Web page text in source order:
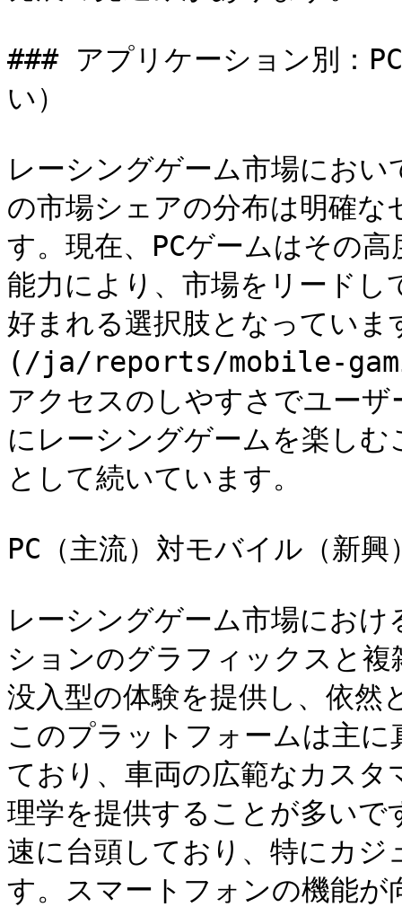
### アプリケーション別：
い）
レーシングゲーム市場にお
の市場シェアの分布は明確
す。現在、PCゲームはその
能力により、市場をリード
好まれる選択肢となってい
(/ja/reports/mobile-
アクセスのしやすさでユー
にレーシングゲームを楽し
として続いています。
PC（主流）対モバイル（新興
レーシングゲーム市場にお
ションのグラフィックスと
没入型の体験を提供し、依然
このプラットフォームは主
ており、車両の広範なカス
理学を提供することが多い
速に台頭しており、特にカ
す。スマートフォンの機能